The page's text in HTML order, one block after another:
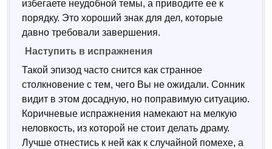
избегаете неудобной темы, а приводите ее к
порядку. Это хороший знак для дел, которые
давно требовали завершения.
Наступить в испражнения
Такой эпизод часто снится как странное
столкновение с тем, чего Вы не ожидали. Сонник
видит в этом досадную, но поправимую ситуацию.
Коричневые испражнения намекают на мелкую
неловкость, из которой не стоит делать драму.
Лучше отнестись к ней как к случайной помехе, а